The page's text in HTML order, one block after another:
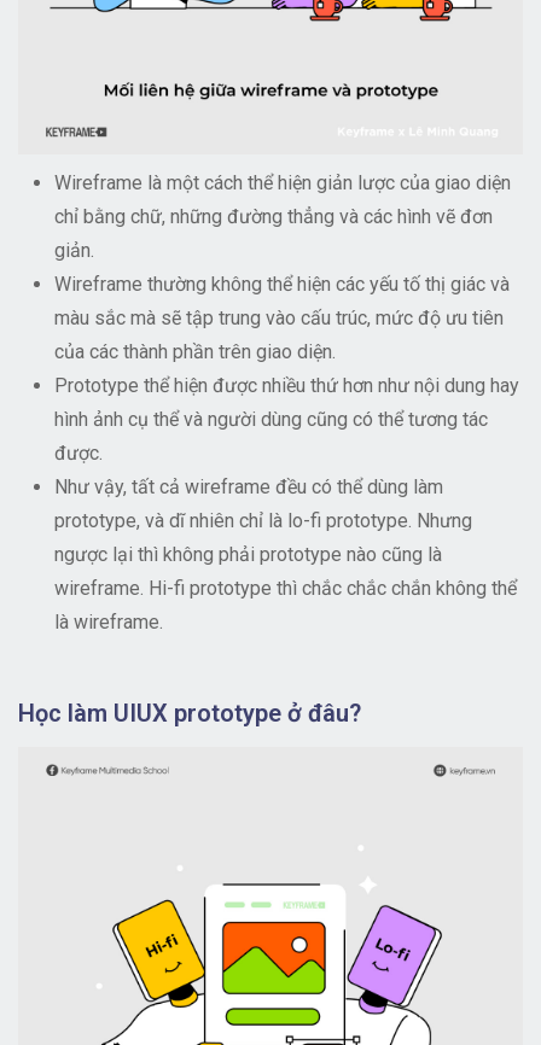
Wireframe là một cách thể hiện giản lược của giao diện
chỉ bằng chữ, những đường thẳng và các hình vẽ đơn
giản.
Wireframe thường không thể hiện các yếu tố thị giác và
màu sắc mà sẽ tập trung vào cấu trúc, mức độ ưu tiên
của các thành phần trên giao diện.
Prototype thể hiện được nhiều thứ hơn như nội dung hay
hình ảnh cụ thể và người dùng cũng có thể tương tác
được.
Như vậy, tất cả wireframe đều có thể dùng làm
prototype, và dĩ nhiên chỉ là lo-fi prototype. Nhưng
ngược lại thì không phải prototype nào cũng là
wireframe. Hi-fi prototype thì chắc chắc chắn không thể
là wireframe.
Học làm UIUX prototype ở đâu?